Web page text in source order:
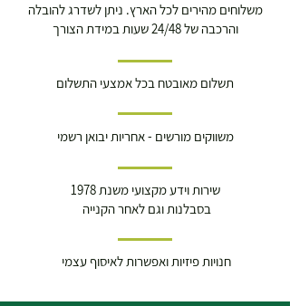
משלוחים מהירים לכל הארץ. ניתן לשדרג להובלה
והרכבה של 24/48 שעות במידת הצורך
תשלום מאובטח בכל אמצעי התשלום
משווקים מורשים - אחריות יבואן רשמי
שירות וידע מקצועי משנת 1978
בסבלנות וגם לאחר הקנייה
חנויות פיזיות ואפשרות לאיסוף עצמי